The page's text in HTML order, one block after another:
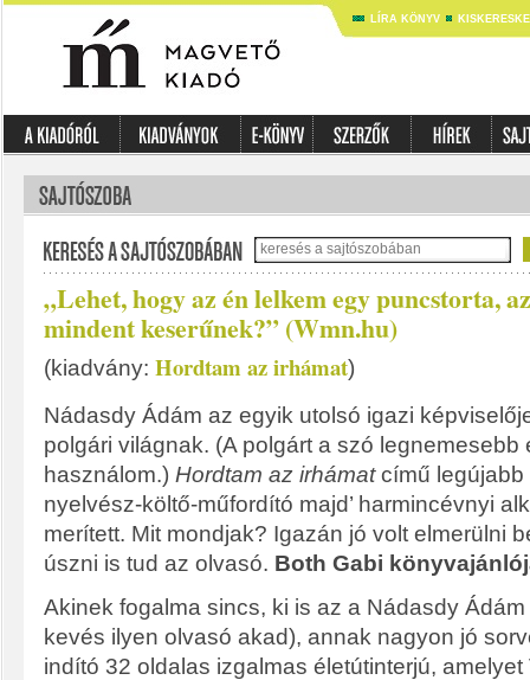
LÍRA KÖNYV
„Lehet, hogy az én lelkem egy puncstorta,
mindent keserűnek?” (Wmn.hu)
(kiadvány: Hordtam az irhámat)
Nádasdy Ádám az egyik utolsó igazi
polgári világnak. (A polgárt a szó legnemesebb
használom.) Hordtam az irhámatcímű legújabb
nyelvész-költő-műfordító majd’ harmincévnyi
merített. Mit mondjak? Igazán jó volt elmerülni
úszni is tud az olvasó. Both Gabi
Akinek fogalma sincs, ki is az a Nádasdy
kevés ilyen olvasó akad), annak nagyon jó
indító 32 oldalas izgalmas életútinterjú,